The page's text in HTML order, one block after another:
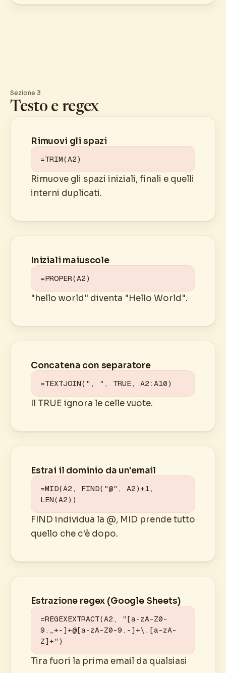
Sezione 3
Testo e regex
Rimuovi gli spazi
=TRIM(A2)
Rimuove gli spazi iniziali, finali e quelli
interni duplicati.
Iniziali maiuscole
=PROPER(A2)
"hello world" diventa "Hello World".
Concatena con separatore
=TEXTJOIN(", ", TRUE, A2:A10)
Il TRUE ignora le celle vuote.
Estrai il dominio da un'email
=MID(A2, FIND("@", A2)+1,
LEN(A2))
FIND individua la @, MID prende tutto
quello che c'è dopo.
Estrazione regex (Google Sheets)
=REGEXEXTRACT(A2, "[a-zA-Z0-
9._+-]+@[a-zA-Z0-9.-]+\.[a-zA-
Z]+")
Tira fuori la prima email da qualsiasi